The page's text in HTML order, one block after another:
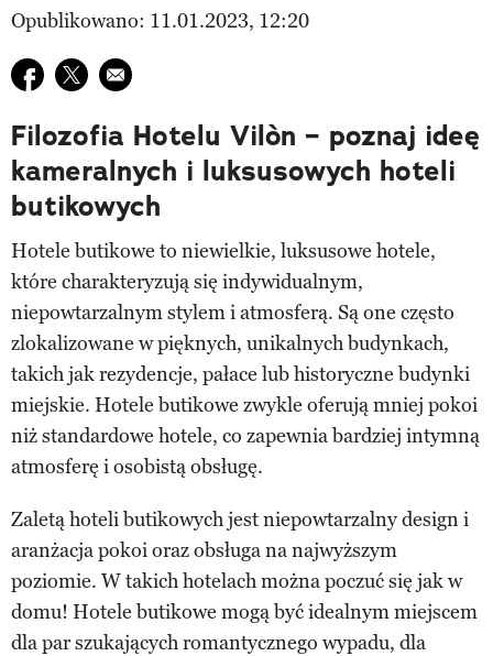
Opublikowano: 11.01.2023, 12:20
Udostępnij na facebook
Udostępnij na twitter
E-mail do przyjaciela
Filozofia Hotelu Vilòn – poznaj ideę
kameralnych i luksusowych hoteli
butikowych
Hotele butikowe to niewielkie, luksusowe hotele,
które charakteryzują się indywidualnym,
niepowtarzalnym stylem i atmosferą. Są one często
zlokalizowane w pięknych, unikalnych budynkach,
takich jak rezydencje, pałace lub historyczne budynki
miejskie. Hotele butikowe zwykle oferują mniej pokoi
niż standardowe hotele, co zapewnia bardziej intymną
atmosferę i osobistą obsługę.
Zaletą hoteli butikowych jest niepowtarzalny design i
aranżacja pokoi oraz obsługa na najwyższym
poziomie. W takich hotelach można poczuć się jak w
domu! Hotele butikowe mogą być idealnym miejscem
dla par szukających romantycznego wypadu, dla